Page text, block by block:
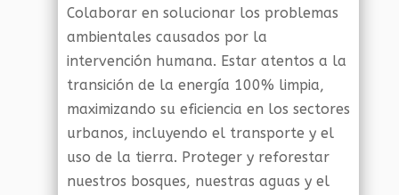
Colaborar en solucionar los problemas
ambientales causados por la
intervención humana. Estar atentos a la
transición de la energía 100% limpia,
maximizando su eficiencia en los sectores
urbanos, incluyendo el transporte y el
uso de la tierra. Proteger y reforestar
nuestros bosques, nuestras aguas y el